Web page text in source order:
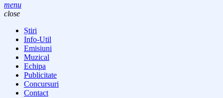
menu
close
Știri
Info-Util
Emisiuni
Muzical
Echipa
Publicitate
Concursuri
Contact